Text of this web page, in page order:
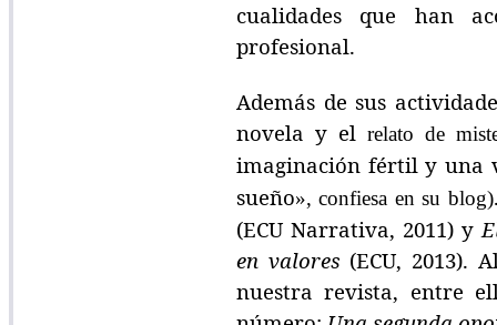
cualidades que han
profesional.
Además de sus
novela y elrelato de
imaginación fértil y
sueño», confiesa en su blog)
(ECU Narrativa, 2011) y
en valores (ECU, 2013).
nuestra revista, entre